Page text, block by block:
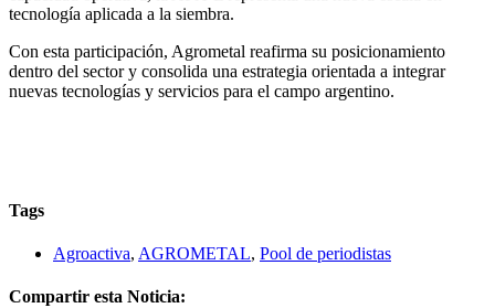
tecnología aplicada a la siembra.
Con esta participación, Agrometal reafirma su posicionamiento
dentro del sector y consolida una estrategia orientada a integrar
nuevas tecnologías y servicios para el campo argentino.
Tags
Agroactiva, AGROMETAL, Pool de periodistas
Compartir esta Noticia: